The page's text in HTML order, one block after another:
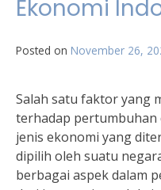
Ekonomi
Posted on November 26,
Salah satu faktor yang
terhadap pertumbuhan
jenis ekonomi yang
dipilih oleh suatu
berbagai aspek dalam